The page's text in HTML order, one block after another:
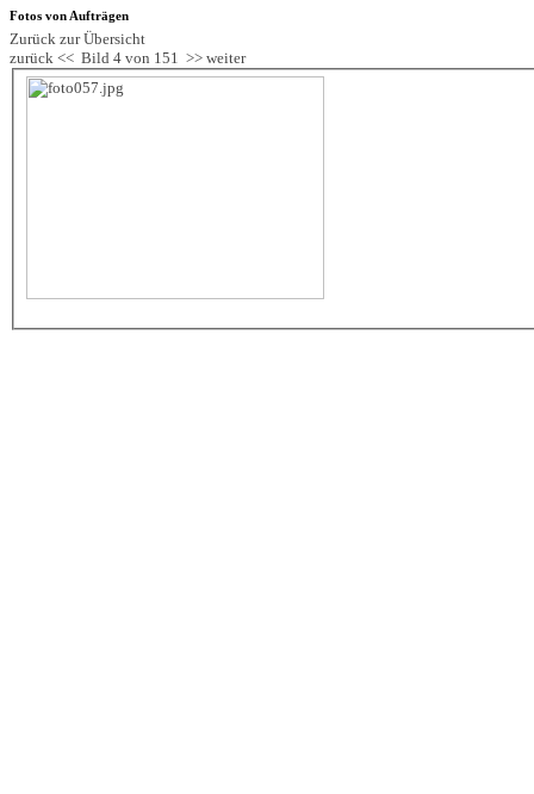
Fotos von Aufträgen
Zurück zur Übersicht
zurück << Bild 4 von 151 >> weiter